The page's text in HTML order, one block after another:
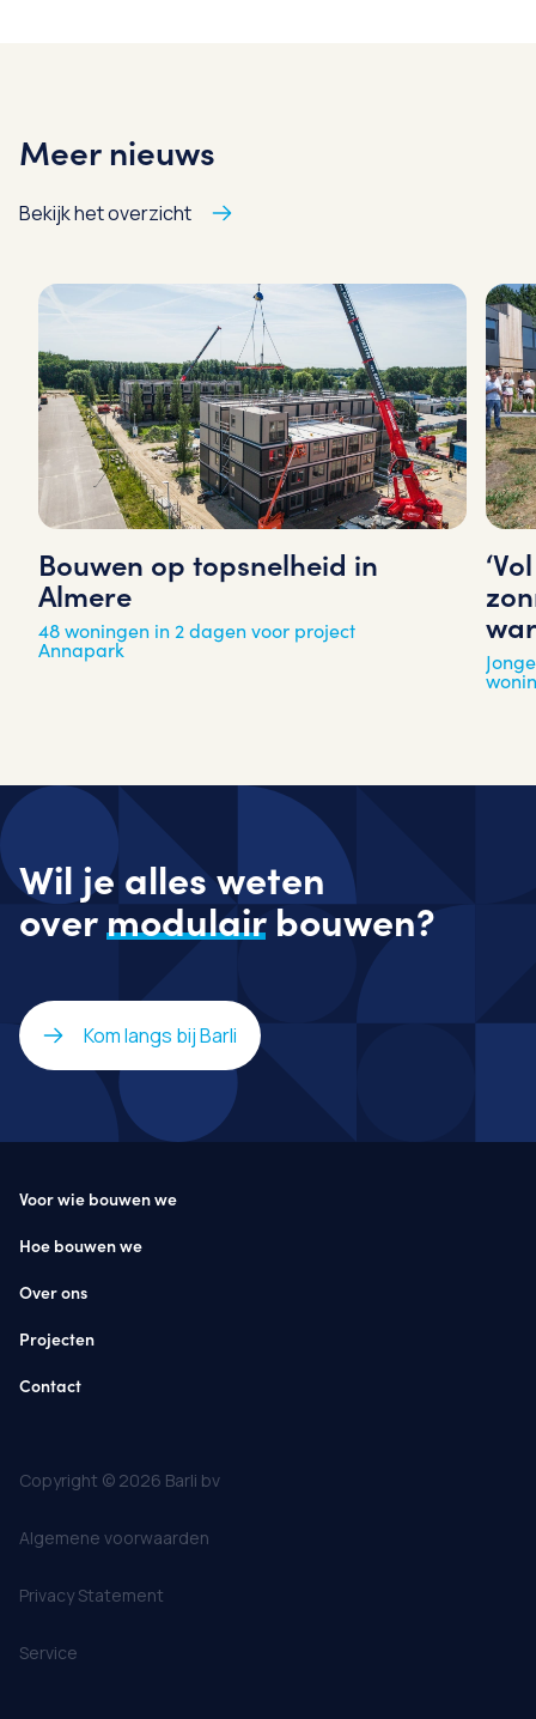
Meer nieuws
Bekijk het overzicht
Bouwen op topsnelheid in
Almere
48 woningen in 2 dagen voor project
Annapark
Wil je alles weten
overmodulairbouwen?
Kom langs bij Barli
Voor wie bouwen we
Hoe bouwen we
Over ons
Projecten
Contact
Copyright © 2026 Barli bv
Algemene voorwaarden
Privacy Statement
Service